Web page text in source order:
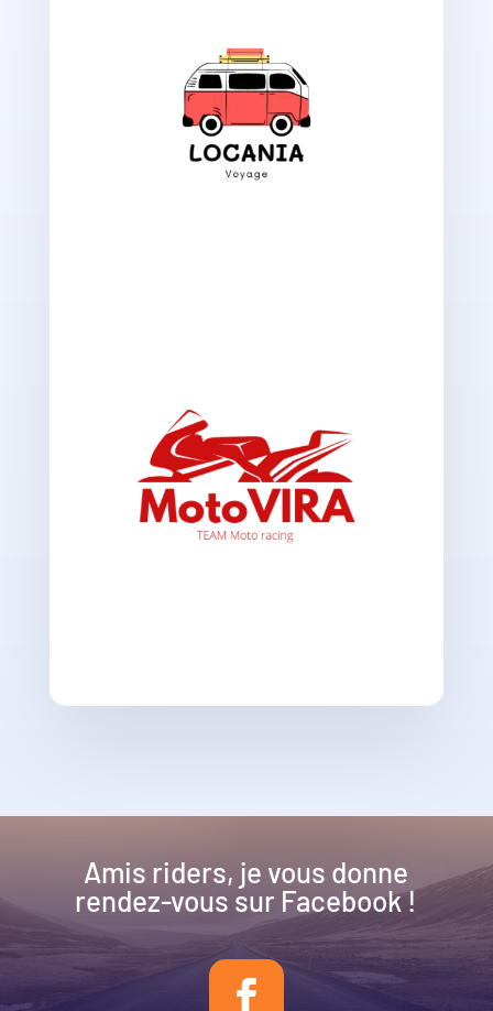
Amis riders, je vous donne
rendez-vous sur Facebook !